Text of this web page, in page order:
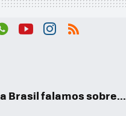
Brasil falamos sobre...